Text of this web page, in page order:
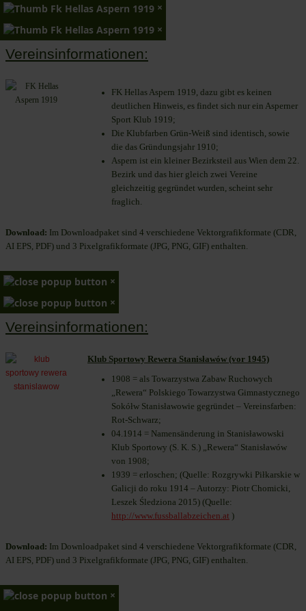
×
×
Vereinsinformationen:
FK Hellas Aspern 1919, dazu gibt es keinen
deutlichen Hinweis, es findet sich nur ein Asperner
Sport Klub 1919;
Die Klubfarben Grün-Weiß sind identisch, sowie
die das Gründungsjahr 1910;
Aspern ist ein kleiner Bezirksteil aus Wien dem 22.
Bezirk und das hier gleich zwei Vereine
gleichzeitig gegründet wurden, scheint sehr
fraglich.
Download: Im Downloadpaket sind 4 verschiedene Vektorgrafikformate (CDR,
AI EPS, PDF) und 3 Pixelgrafikformate (JPG, PNG, GIF) enthalten.
×
×
Vereinsinformationen:
Klub Sportowy Rewera Stanisławów (vor 1945)
1908 = als Towarzystwa Zabaw Ruchowych
„Rewera“ Polskiego Towarzystwa Gimnastycznego
Sokółw Stanisławowie gegründet – Vereinsfarben:
Rot-Schwarz;
04.1914 = Namensänderung in Stanisławowski
Klub Sportowy (S. K. S.) „Rewera“ Stanisławów
von 1908;
1939 = erloschen; (Quelle: Rozgrywki Piłkarskie w
Galicji do roku 1914 – Autorzy: Piotr Chomicki,
Leszek Śledziona 2015) (Quelle:
http://www.fussballabzeichen.at )
Download: Im Downloadpaket sind 4 verschiedene Vektorgrafikformate (CDR,
AI EPS, PDF) und 3 Pixelgrafikformate (JPG, PNG, GIF) enthalten.
×